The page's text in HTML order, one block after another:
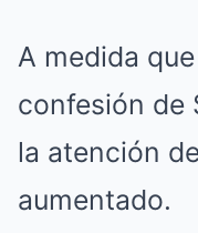
A medida
confesión de
la atención
aumentado.